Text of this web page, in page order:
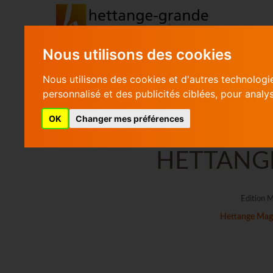
Nous utilisons des cookies
Nous utilisons des cookies et d'autres
personnalisé et des publicités ciblées, pour
OK Changer mes préférences
RECHERCHER
Edition
Hettange